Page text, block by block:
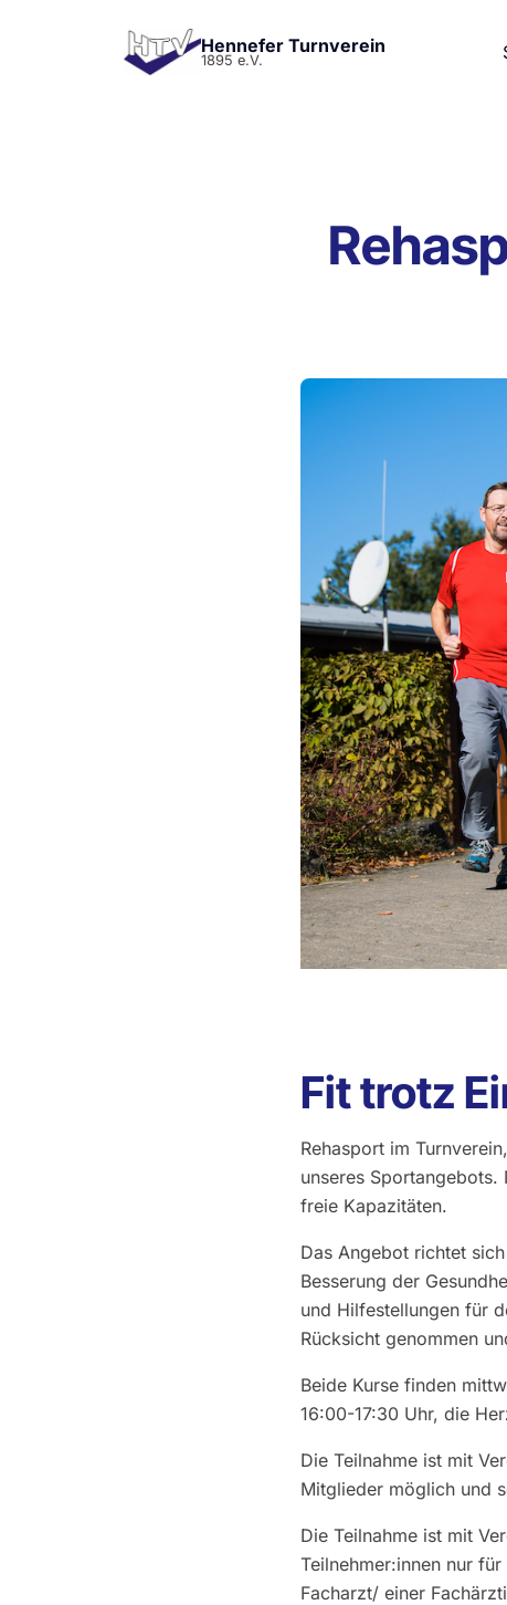
Hennefer Turnverein
1895 e.V.
Fit trotz
Rehasport im
unseres
freie Kapazitäten.
Das Angebot richtet
Besserung der
und Hilfestellungen für
Rücksicht genommen
Beide Kurse finden
16:00-17:30 Uhr, die
Die Teilnahme ist mit
Mitglieder möglich und
Die Teilnahme ist mit
Teilnehmer:innen nur
Facharzt/ einer